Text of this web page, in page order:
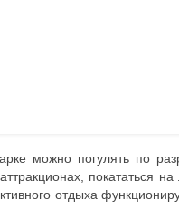
можно погулять по
покататься
отдыха